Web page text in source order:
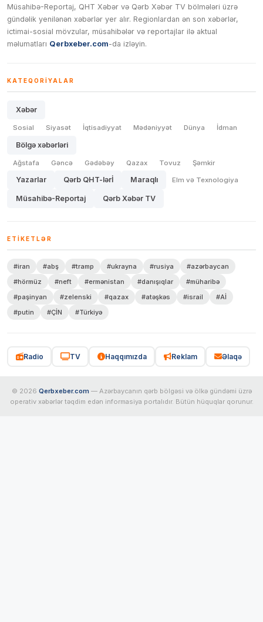
Müsahibə-Reportaj, QHT Xəbər və Qərb Xəbər TV bölmələri üzrə
gündəlik yenilənən xəbərlər yer alır. Regionlardan ən son xəbərlər,
ictimai-sosial mövzular, müsahibələr və reportajlar ilə aktual
məlumatları Qerbxeber.com-da izləyin.
KATEQORIYALAR
Xəbər
Sosial Siyasət İqtisadiyyat Mədəniyyət Dünya İdman
Bölgə xəbərləri
Ağstafa Gəncə Gədəbəy Qazax Tovuz Şəmkir
Yazarlar Qərb QHT-lərİ Maraqlı Elm və Texnologiya
Müsahibə-Reportaj Qərb Xəbər TV
ETIKETLƏR
#iran #abş #tramp #ukrayna #rusiya
#azərbaycan
#hörmüz
#neft #ermənistan #danışıqlar
#müharibə
#paşinyan
#zelenski #qazax #atəşkəs #israil
#Aİ
#putin
#ÇİN #Türkiyə
Radio TV Haqqımızda Reklam Əlaqə
© 2026 Qerbxeber.com — Azərbaycanın qərb bölgəsi və ölkə gündəmi üzrə
operativ xəbərlər təqdim edən informasiya portalıdır. Bütün hüquqlar qorunur.